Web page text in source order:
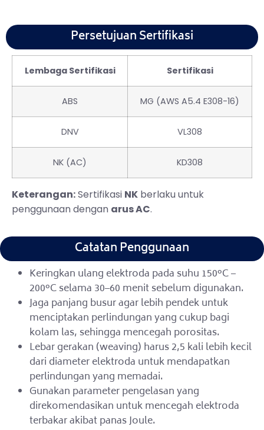
Persetujuan Sertifikasi
Lembaga Sertifikasi Sertifikasi
ABS MG (AWS A5.4 E308-16)
DNV VL308
NK (AC) KD308
Keterangan:Sertifikasi NK berlaku untuk
penggunaan dengan arus AC.
Catatan Penggunaan
Keringkan ulang elektroda pada suhu 150°C –
200°C selama 30–60 menit sebelum digunakan.
Jaga panjang busur agar lebih pendek untuk
menciptakan perlindungan yang cukup bagi
kolam las, sehingga mencegah porositas.
Lebar gerakan (weaving) harus 2,5 kali lebih kecil
dari diameter elektroda untuk mendapatkan
perlindungan yang memadai.
Gunakan parameter pengelasan yang
direkomendasikan untuk mencegah elektroda
terbakar akibat panas Joule.